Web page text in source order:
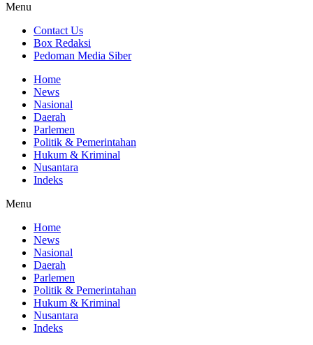
Menu
Contact Us
Box Redaksi
Pedoman Media Siber
Home
News
Nasional
Daerah
Parlemen
Politik & Pemerintahan
Hukum & Kriminal
Nusantara
Indeks
Menu
Home
News
Nasional
Daerah
Parlemen
Politik & Pemerintahan
Hukum & Kriminal
Nusantara
Indeks